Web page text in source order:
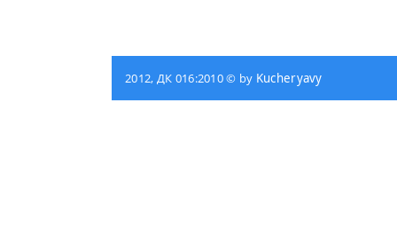
2012, ДК 016:2010 © by Kucheryavy